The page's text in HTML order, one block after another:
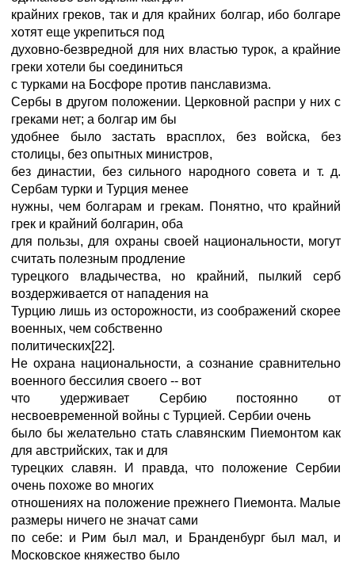
крайних греков, так и для крайних болгар, ибо болгаре
хотят еще укрепиться под
духовно-безвредной для них властью турок, а крайние
греки хотели бы соединиться
с турками на Босфоре против панславизма.
Сербы в другом положении. Церковной распри у них с
греками нет; а болгар им бы
удобнее было застать врасплох, без войска, без
столицы, без опытных министров,
без династии, без сильного народного совета и т. д.
Сербам турки и Турция менее
нужны, чем болгарам и грекам. Понятно, что крайний
грек и крайний болгарин, оба
для пользы, для охраны своей национальности, могут
считать полезным продление
турецкого владычества, но крайний, пылкий серб
воздерживается от нападения на
Турцию лишь из осторожности, из соображений скорее
военных, чем собственно
политических[22].
Не охрана национальности, а сознание сравнительно
военного бессилия своего -- вот
что удерживает Сербию постоянно от
несвоевременной войны с Турцией. Сербии очень
было бы желательно стать славянским Пиемонтом как
для австрийских, так и для
турецких славян. И правда, что положение Сербии
очень похоже во многих
отношениях на положение прежнего Пиемонта. Малые
размеры ничего не значат сами
по себе: и Рим был мал, и Бранденбург был мал, и
Московское княжество было